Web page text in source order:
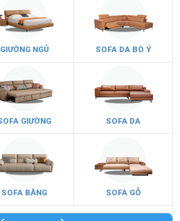
GIƯỜNG NGỦ SOFA DA BÒ Ý
GIƯỜNG SOFA DA
SOFA BĂNG SOFA GỖ